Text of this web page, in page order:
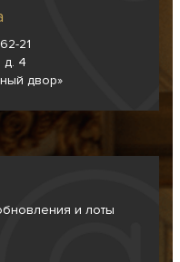
21
д. 4
двор»
и лоты